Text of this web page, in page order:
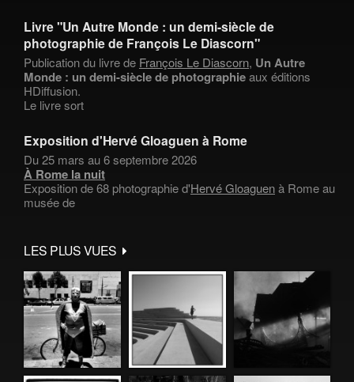
Livre "Un Autre Monde : un demi-siècle de
photographie de François Le Diascorn"
Publication du livre de François Le Diascorn, Un Autre
Monde : un demi-siècle de photographieaux éditions
HDiffusion.
Le livre sort
Exposition d'Hervé Gloaguen à Rome
Du 25 mars au 6 septembre 2026
À Rome la nuit
Exposition de 68 photographie d'Hervé Gloaguenà Rome au
musée de
LES PLUS VUES